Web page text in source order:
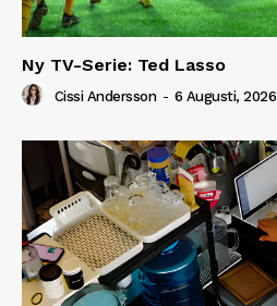
Ny TV-Serie: Ted Lasso
Cissi Andersson - 6 Augusti, 2026